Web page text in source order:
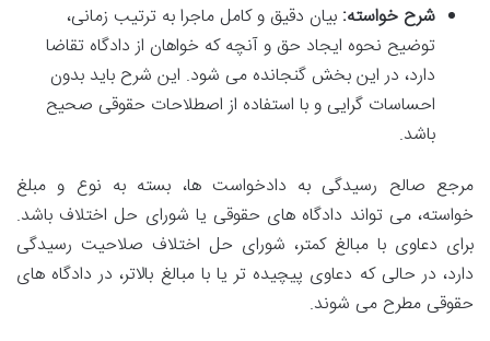
شرح خواسته: بیان دقیق و کامل ماجرا به ترتیب زمانی،
توضیح نحوه ایجاد حق و آنچه که خواهان از دادگاه تقاضا
دارد، در این بخش گنجانده می شود. این شرح باید بدون
احساسات گرایی و با استفاده از اصطلاحات حقوقی صحیح
باشد.
مرجع صالح رسیدگی به دادخواست ها، بسته به نوع و مبلغ
خواسته، می تواند دادگاه های حقوقی یا شورای حل اختلاف باشد.
برای دعاوی با مبالغ کمتر، شورای حل اختلاف صلاحیت رسیدگی
دارد، در حالی که دعاوی پیچیده تر یا با مبالغ بالاتر، در دادگاه های
حقوقی مطرح می شوند.